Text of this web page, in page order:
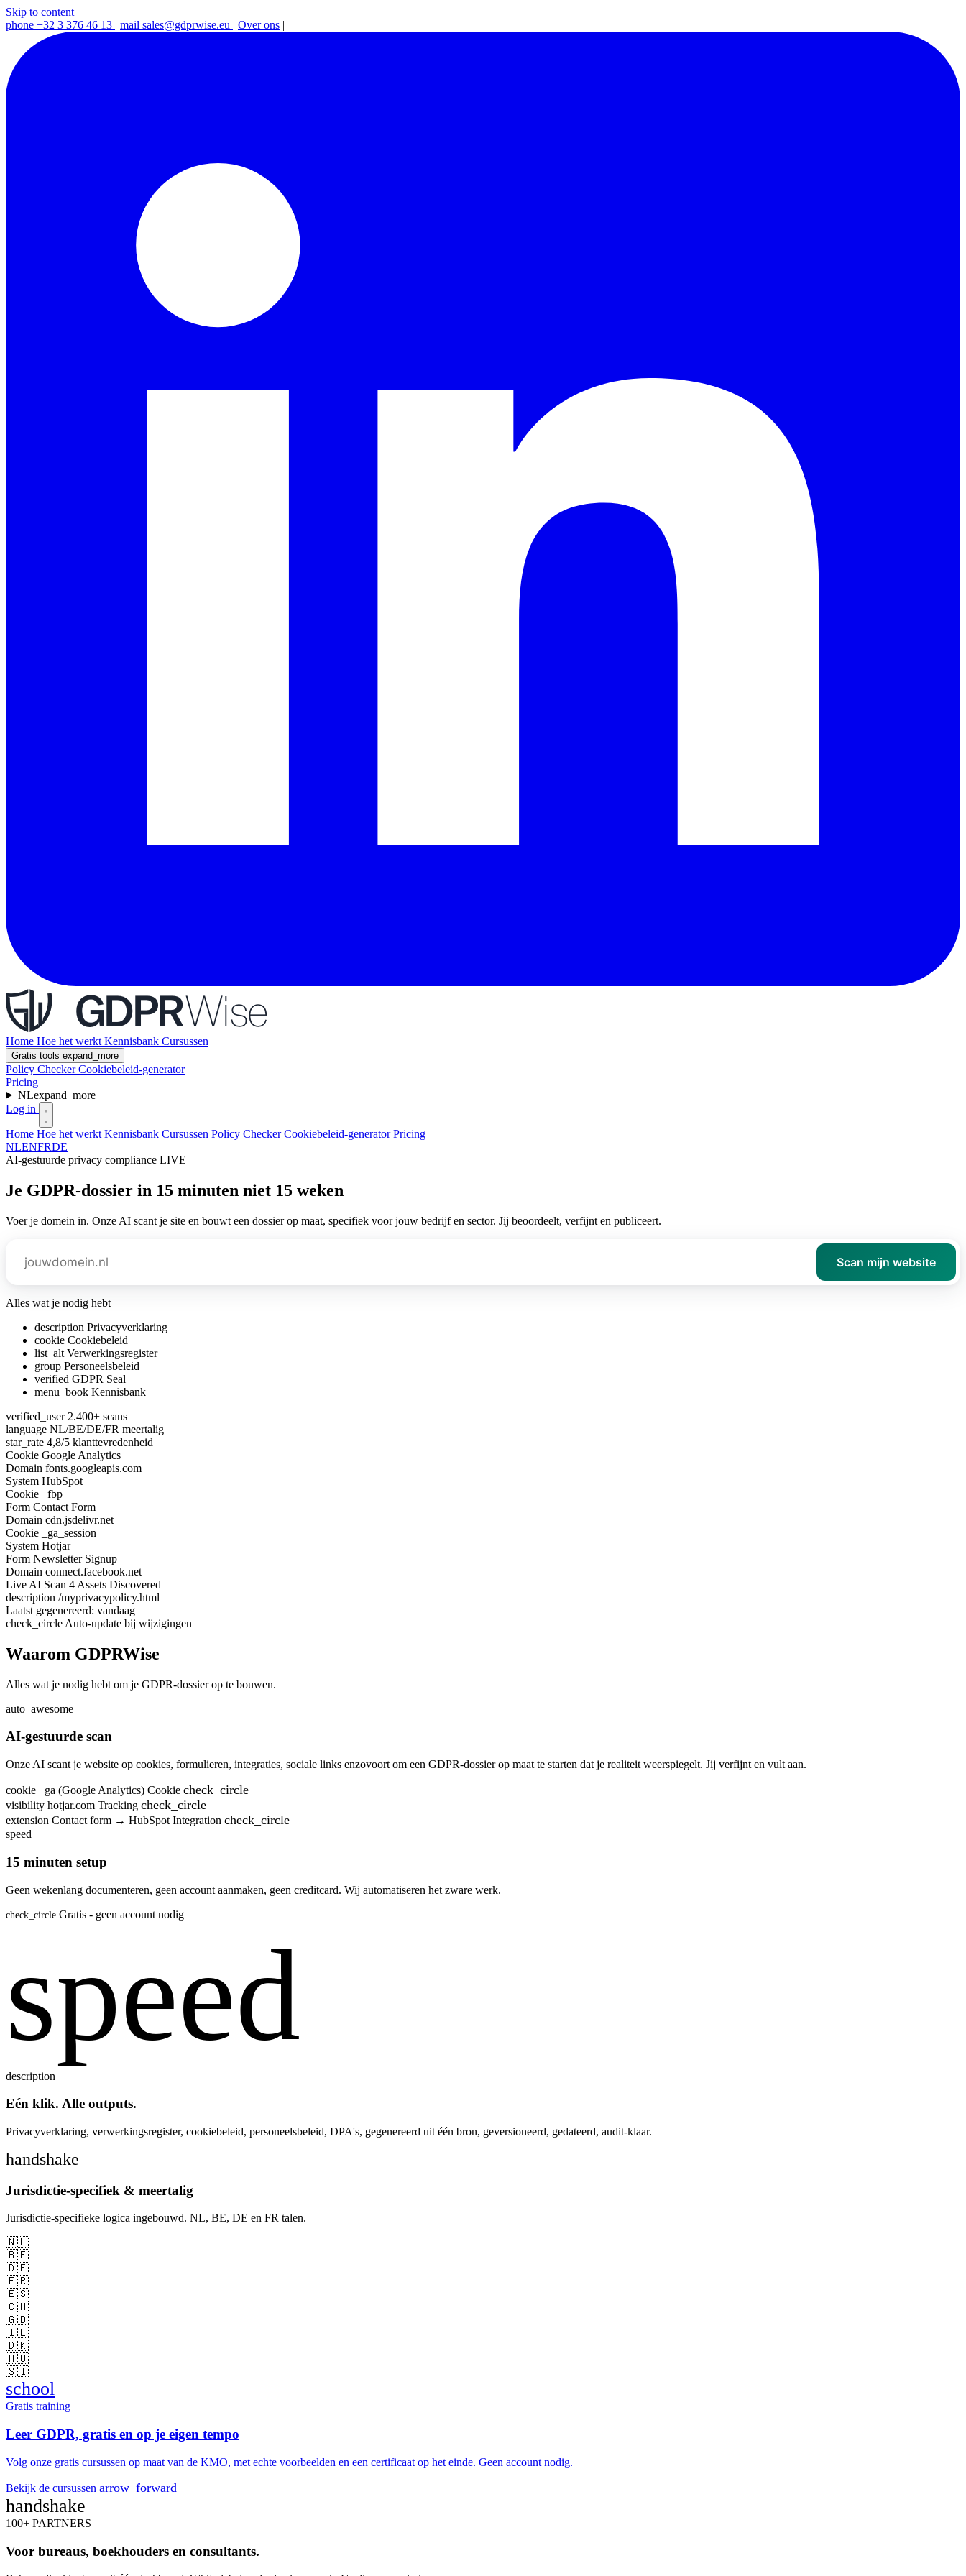
Skip to content
phone +32 3 376 46 13 | mail sales@gdprwise.eu | Over ons |
Home Hoe het werkt Kennisbank Cursussen
Gratis tools expand_more
Policy CheckerCookiebeleid-generator
Pricing
NLexpand_more
Log in
Home Hoe het werkt Kennisbank Cursussen Policy CheckerCookiebeleid-generatorPricing
NLENFRDE
AI-gestuurde privacy compliance LIVE
Je GDPR-dossier in 15 minuten niet 15 weken
Voer je domein in. Onze AI scant je site en bouwt een dossier op maat, specifiek voor jouw bedrijf en sector. Jij beoordeelt, verfijnt en publiceert.
Scan mijn website
Alles wat je nodig hebt
description Privacyverklaring
cookie Cookiebeleid
list_alt Verwerkingsregister
group Personeelsbeleid
verified GDPR Seal
menu_book Kennisbank
verified_user 2.400+ scans
language NL/BE/DE/FR meertalig
star_rate 4,8/5 klanttevredenheid
Cookie Google Analytics
Domain fonts.googleapis.com
System HubSpot
Cookie
_fbp
Form Contact Form
Domain cdn.jsdelivr.net
Cookie
_ga_session
System Hotjar
Form Newsletter Signup
Domain connect.facebook.net
Live AI Scan 6 Assets Discovered
description /myprivacypolicy.html
Laatst gegenereerd: vandaag
check_circle Auto-update bij wijzigingen
Waarom GDPRWise
Alles wat je nodig hebt om je GDPR-dossier op te bouwen.
auto_awesome
AI-gestuurde scan
Onze AI scant je website op cookies, formulieren, integraties, sociale links enzovoort om een GDPR-dossier op maat te starten dat je realiteit weerspiegelt. Jij verfijnt en vult aan.
cookie _ga (Google Analytics) Cookie check_circle
visibility hotjar.com Tracking check_circle
extension Contact form → HubSpot Integration check_circle
speed
15 minuten setup
Geen wekenlang documenteren, geen account aanmaken, geen creditcard. Wij automatiseren het zware werk.
check_circle Gratis - geen account nodig
speed
description
Eén klik. Alle outputs.
Privacyverklaring, verwerkingsregister, cookiebeleid, personeelsbeleid, DPA's, gegenereerd uit één bron, geversioneerd, gedateerd, audit-klaar.
handshake
Jurisdictie-specifiek & meertalig
Jurisdictie-specifieke logica ingebouwd. NL, BE, DE en FR talen.
🇳🇱
🇧🇪
🇩🇪
🇫🇷
🇪🇸
🇨🇭
🇬🇧
🇮🇪
🇩🇰
🇭🇺
🇸🇮
school
Gratis training
Leer GDPR, gratis en op je eigen tempo
Volg onze gratis cursussen op maat van de KMO, met echte voorbeelden en een certificaat op het einde. Geen account nodig.
Bekijk de cursussen arrow_forward
handshake
100+ PARTNERS
Voor bureaus, boekhouders en consultants.